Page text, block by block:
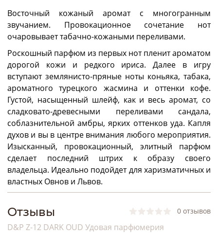
Восточный кожаный аромат с многогранным
звучанием. Провокационное сочетание нот
очаровывает табачно-кожаными переливами.
Роскошный парфюм из первых нот пленит ароматом
дорогой кожи и редкого ириса. Далее в игру
вступают землянисто-пряные ноты коньяка, табака,
ароматного турецкого жасмина и оттенки кофе.
Густой, насыщенный шлейф, как и весь аромат, со
сладковато-древесными переливами сандала,
соблазнительной амбры, ярких оттенков уда. Капля
духов и вы в центре внимания любого мероприятия.
Изысканный, провокационный, элитный парфюм
сделает последний штрих к образу своего
владельца. Идеально подойдет для харизматичных и
властных Овнов и Львов.
Отзывы
D&P Z-12 DARK OUD Удовая парфюмерия
0 отзывов